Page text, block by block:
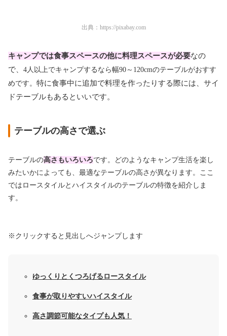
出典： https://pixabay.com
キャンプでは食事スペースの他に料理スペースが必要なの
で、 4人以上でキャンプするなら幅90～120cmのテーブルがおすす
めです。 特に食事中に追加で料理を作ったりする際には、サイ
ドテーブルもあるといいです。
テーブルの高さで選ぶ
テーブルの高さもいろいろです。どのようなキャンプ生活を楽し
みたいかによっても、最適なテーブルの高さが異なります。ここ
ではロースタイルとハイスタイルのテーブルの特徴を紹介しま
す。
※クリックすると見出しへジャンプします
ゆっくりとくつろげるロースタイル
食事が取りやすいハイスタイル
高さ調節可能なタイプも人気！